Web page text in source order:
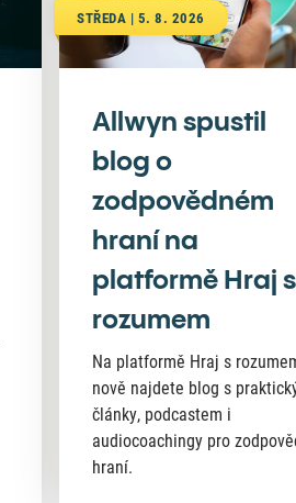
STŘEDA | 5. 8. 2026
Allwyn spustil
blog o
zodpovědném
hraní na
platformě Hraj s
rozumem
Na platformě Hraj s
nově najdete blog s
články, podcastem i
audiocoachingy pro
hraní.